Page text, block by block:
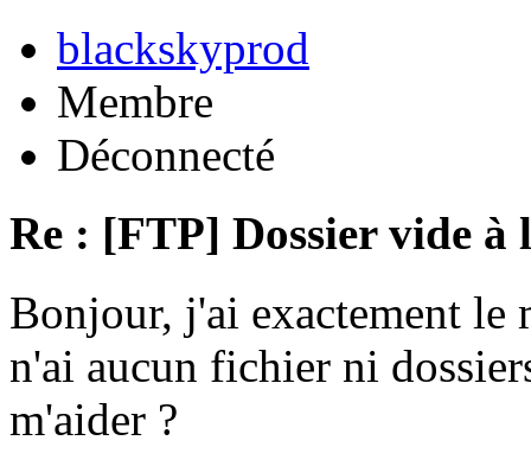
blackskyprod
Membre
Déconnecté
Re : [FTP] Dossier vide à
Bonjour, j'ai exactement le
n'ai aucun fichier ni
m'aider ?